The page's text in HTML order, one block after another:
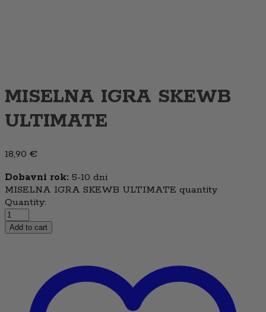
MISELNA IGRA SKEWB
ULTIMATE
18,90 €
Dobavni rok: 5-10 dni
MISELNA IGRA SKEWB ULTIMATE quantity
Quantity:
Add to cart